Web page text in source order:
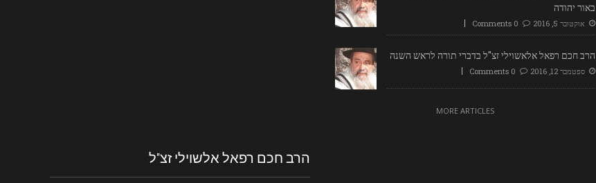
באור יהודה
אוקטובר 5, 2016
הרב חכם רפאל אלאשוילי זצ"ל בדברי תורה לראש השנה
ספטמבר 12, 2016
MORE ARTICLES
הרב חכם רפאל אלשוילי זצ"ל